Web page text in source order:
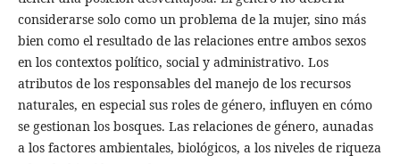
considerarse solo como un problema de la mujer, sino más
bien como el resultado de las relaciones entre ambos sexos
en los contextos político, social y administrativo. Los
atributos de los responsables del manejo de los recursos
naturales, en especial sus roles de género, influyen en cómo
se gestionan los bosques. Las relaciones de género, aunadas
a los factores ambientales, biológicos, a los niveles de riqueza